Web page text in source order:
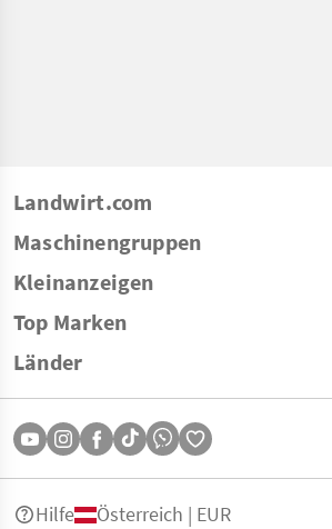
Landwirt.com
Maschinengruppen
Kleinanzeigen
Top Marken
Länder
Hilfe Österreich | EUR